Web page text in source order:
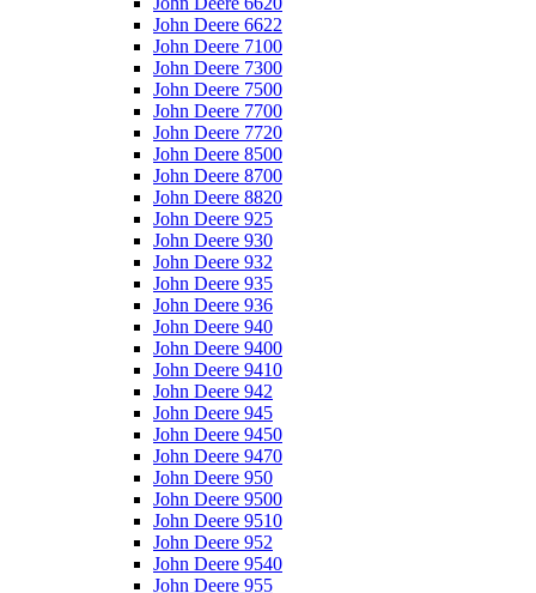
John Deere 6622
John Deere 7100
John Deere 7300
John Deere 7500
John Deere 7700
John Deere 7720
John Deere 8500
John Deere 8700
John Deere 8820
John Deere 925
John Deere 930
John Deere 932
John Deere 935
John Deere 936
John Deere 940
John Deere 9400
John Deere 9410
John Deere 942
John Deere 945
John Deere 9450
John Deere 9470
John Deere 950
John Deere 9500
John Deere 9510
John Deere 952
John Deere 9540
John Deere 955